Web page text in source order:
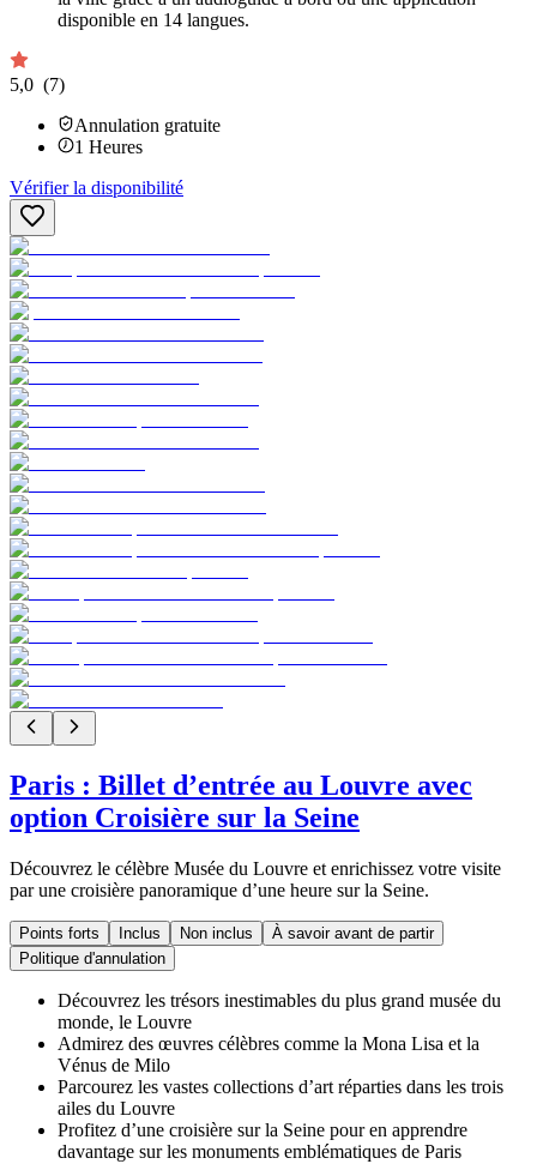
disponible en 14 langues.
5,0 (7)
Annulation gratuite
1 Heures
Vérifier la disponibilité
Paris : Billet d’entrée au Louvre avec
option Croisière sur la Seine
Découvrez le célèbre Musée du Louvre et enrichissez votre visite
par une croisière panoramique d’une heure sur la Seine.
Points forts Inclus Non inclus
À savoir avant de partir
Politique d'annulation
Découvrez les trésors inestimables du plus grand musée du
monde, le Louvre
Admirez des œuvres célèbres comme la Mona Lisa et la
Vénus de Milo
Parcourez les vastes collections d’art réparties dans les trois
ailes du Louvre
Profitez d’une croisière sur la Seine pour en apprendre
davantage sur les monuments emblématiques de Paris